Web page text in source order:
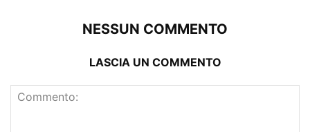
NESSUN COMMENTO
LASCIA UN COMMENTO